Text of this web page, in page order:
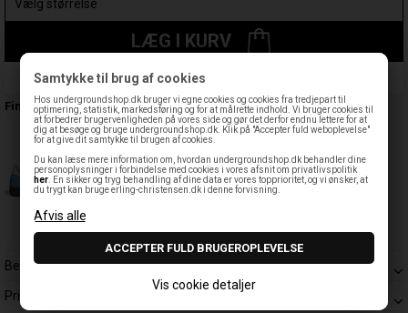
Samtykke til brug af cookies
Hos undergroundshop.dk bruger vi egne cookies og cookies fra tredjepart til
optimering, statistik, markedsføring og for at målrette indhold. Vi bruger cookies til
at forbedrer brugervenligheden på vores side og gør det derfor endnu lettere for at
dig at besøge og bruge undergroundshop.dk. Klik på "Accepter fuld weboplevelse"
for at give dit samtykke til brugen af cookies.
Du kan læse mere information om, hvordan undergroundshop.dk behandler dine
personoplysninger i forbindelse med cookies i vores afsnit om privatlivspolitik
her . En sikker og tryg behandling af dine data er vores topprioritet, og vi ønsker, at
du trygt kan bruge erling-christensen.dk i denne forvisning.
Vis cookie detaljer
LÆG I KURV
Leveringstid: 1-3 hverdage
Findes også:
Beskrivelse
Prisgaranti